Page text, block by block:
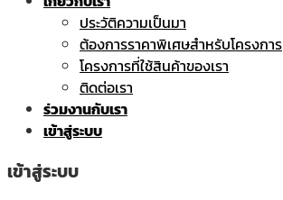
ประวัติความเป็นมา
ต้องการราคาพิเศษสำหรับโครงการ
โครงการที่ใช้สินค้าของเรา
ติดต่อเรา
ร่วมงานกับเรา
เข้าสู่ระบบ
เข้าสู่ระบบ